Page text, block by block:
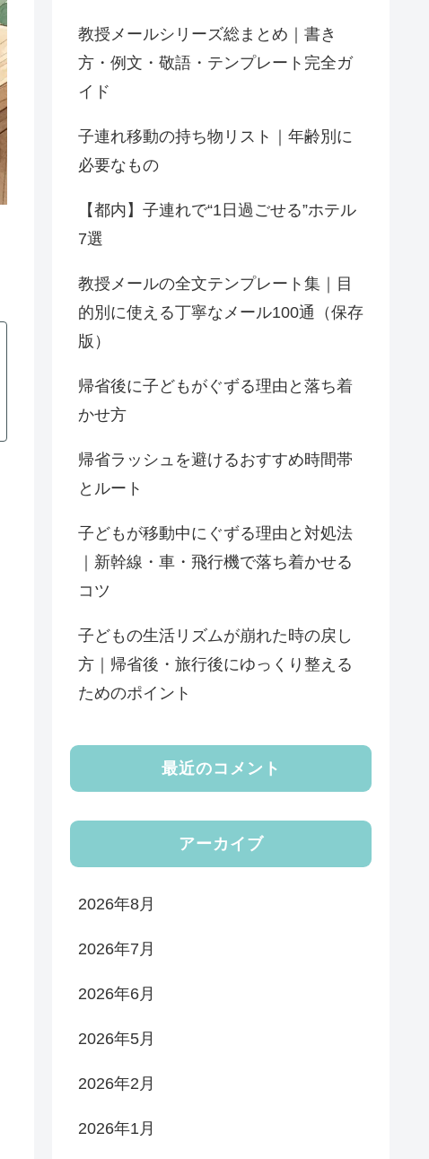
教授メールシリーズ総まとめ｜書き
方・例文・敬語・テンプレート完全ガ
イド
子連れ移動の持ち物リスト｜年齢別に
必要なもの
【都内】子連れで“1日過ごせる”ホテル
7選
教授メールの全文テンプレート集｜目
的別に使える丁寧なメール100通（保存
版）
帰省後に子どもがぐずる理由と落ち着
かせ方
帰省ラッシュを避けるおすすめ時間帯
とルート
子どもが移動中にぐずる理由と対処法
｜新幹線・車・飛行機で落ち着かせる
コツ
子どもの生活リズムが崩れた時の戻し
方｜帰省後・旅行後にゆっくり整える
ためのポイント
最近のコメント
アーカイブ
2026年8月
2026年7月
2026年6月
2026年5月
2026年2月
2026年1月